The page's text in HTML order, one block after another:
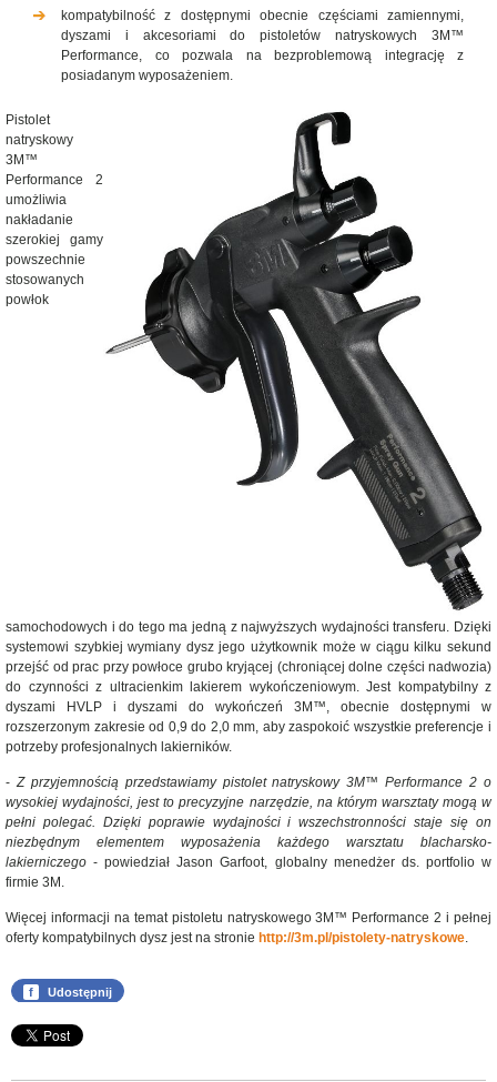
kompatybilność z dostępnymi obecnie częściami zamiennymi,
dyszami i akcesoriami do pistoletów natryskowych 3M™
Performance, co pozwala na bezproblemową integrację z
posiadanym wyposażeniem.
Pistolet
natryskowy
3M™
Performance 2
umożliwia
nakładanie
szerokiej gamy
powszechnie
stosowanych
powłok
samochodowych i do tego ma jedną z najwyższych wydajności transferu. Dzięki
systemowi szybkiej wymiany dysz jego użytkownik może w ciągu kilku sekund
przejść od prac przy powłoce grubo kryjącej (chroniącej dolne części nadwozia)
do czynności z ultracienkim lakierem wykończeniowym. Jest kompatybilny z
dyszami HVLP i dyszami do wykończeń 3M™, obecnie dostępnymi w
rozszerzonym zakresie od 0,9 do 2,0 mm, aby zaspokoić wszystkie preferencje i
potrzeby profesjonalnych lakierników.
-Z przyjemnością przedstawiamy pistolet natryskowy 3M™ Performance 2 o
wysokiej wydajności, jest to precyzyjne narzędzie, na którym warsztaty mogą w
pełni polegać. Dzięki poprawie wydajności i wszechstronności staje się on
niezbędnym elementem wyposażenia każdego warsztatu blacharsko-
lakierniczego - powiedział Jason Garfoot, globalny menedżer ds. portfolio w
firmie 3M.
Więcej informacji na temat pistoletu natryskowego 3M™ Performance 2 i pełnej
oferty kompatybilnych dysz jest na stronie http://3m.pl/pistolety-natryskowe.
f Udostępnij